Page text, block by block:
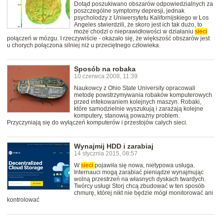
Dotąd poszukiwano obszarów odpowiedzialnych za
poszczególne symptomy depresji, jednak
psycholodzy z Uniwersytetu Kalifornijskiego w Los
Angeles stwierdzili, że skoro jest ich tak dużo, to
może chodzi o nieprawidłowości w działaniu sieci
połączeń w mózgu. I rzeczywiście - okazało się, że większość obszarów jest
u chorych połączona silniej niż u przeciętnego człowieka.
Sposób na robaka
10 czerwca 2008, 11:39
Naukowcy z Ohio State University opracowali
metodę powstrzymywania robaków komputerowych
przed infekowaniem kolejnych maszyn. Robaki,
które samodzielnie wyszukują i zarażają kolejne
komputery, stanowią poważny problem.
Przyczyniają się do wyłączeń komputerów i przestojów całych sieci.
Wynajmij HDD i zarabiaj
14 stycznia 2015, 08:57
Wsieci pojawiła się nowa, nietypowa usługa.
Internauci mogą zarabiać pieniądze wynajmując
wolną przestrzeń na własnych dyskach twardych.
Twórcy usługi Storj chcą zbudować w ten sposób
chmurę, której nikt nie będzie mógł monitorować ani
kontrolować